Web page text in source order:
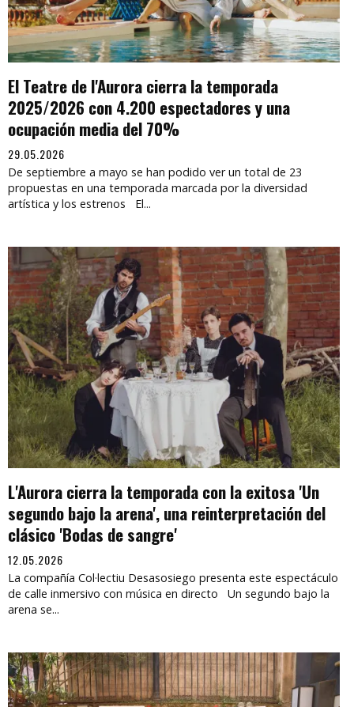
El Teatre de l'Aurora cierra la temporada
2025/2026 con 4.200 espectadores y una
ocupación media del 70%
29.05.2026
De septiembre a mayo se han podido ver un total de 23
propuestas en una temporada marcada por la diversidad
artística y los estrenos El...
L'Aurora cierra la temporada con la exitosa 'Un
segundo bajo la arena', una reinterpretación del
clásico 'Bodas de sangre'
12.05.2026
La compañía Col·lectiu Desasosiego presenta este espectáculo
de calle inmersivo con música en directo Un segundo bajo la
arena se...